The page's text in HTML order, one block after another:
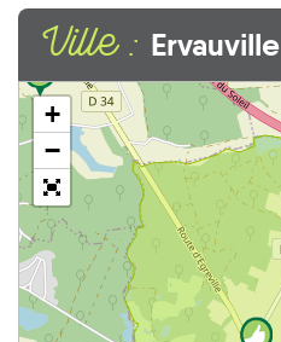
Ville : Ervauville
+
−